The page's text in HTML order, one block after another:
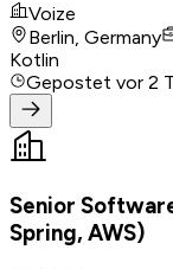
Voize
Berlin, Germany
Kotlin
Gepostet vor 2
Senior
Spring, AWS)